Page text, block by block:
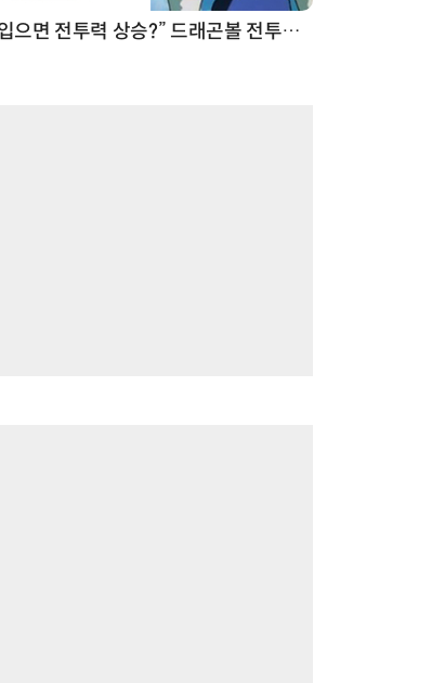
“입으면 전투력 상승?” 드래곤볼 전투복 닮은 중량조끼